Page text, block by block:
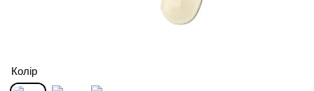
Колір